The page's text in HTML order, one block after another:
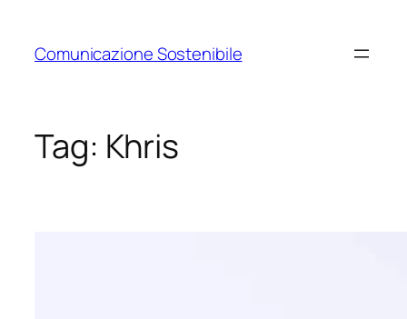
contenuto
Comunicazione Sostenibile
Tag: Khris